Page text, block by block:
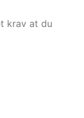
krav at du